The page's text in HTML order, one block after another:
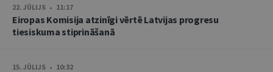
22. JŪLIJS • 11:17
Eiropas Komisija atzinīgi vērtē Latvijas progresu
tiesiskuma stiprināšanā
15. JŪLIJS • 10:32